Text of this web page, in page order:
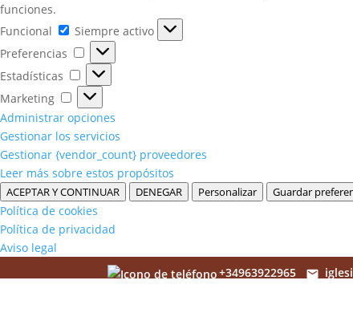
funciones.
Funcional
Funcional
Siempre activo
Preferencias
Preferencias
Estadísticas
Estadísticas
Marketing
Marketing
Administrar opciones
Gestionar los servicios
Gestionar {vendor_count} proveedores
Leer más sobre estos propósitos
ACEPTAR Y CONTINUAR DENEGAR Personalizar Guardar
Política de cookies
Política de privacidad
Aviso legal
+34963922965